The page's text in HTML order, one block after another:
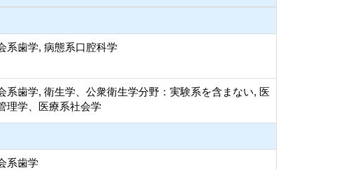
系歯学, 病態系口腔科学
系歯学, 衛生学、公衆衛生学分野：実験系を含まない, 医
理学、医療系社会学
系歯学